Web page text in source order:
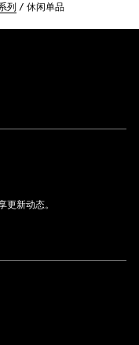
列 休闲单品
更新动态。